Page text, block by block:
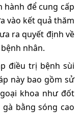
để cung cấp
vào kết quả thăm
ra quyết định về
nhân.
điều trị bệnh sùi
này bao gồm sử
khoa như đốt
bằng sóng cao